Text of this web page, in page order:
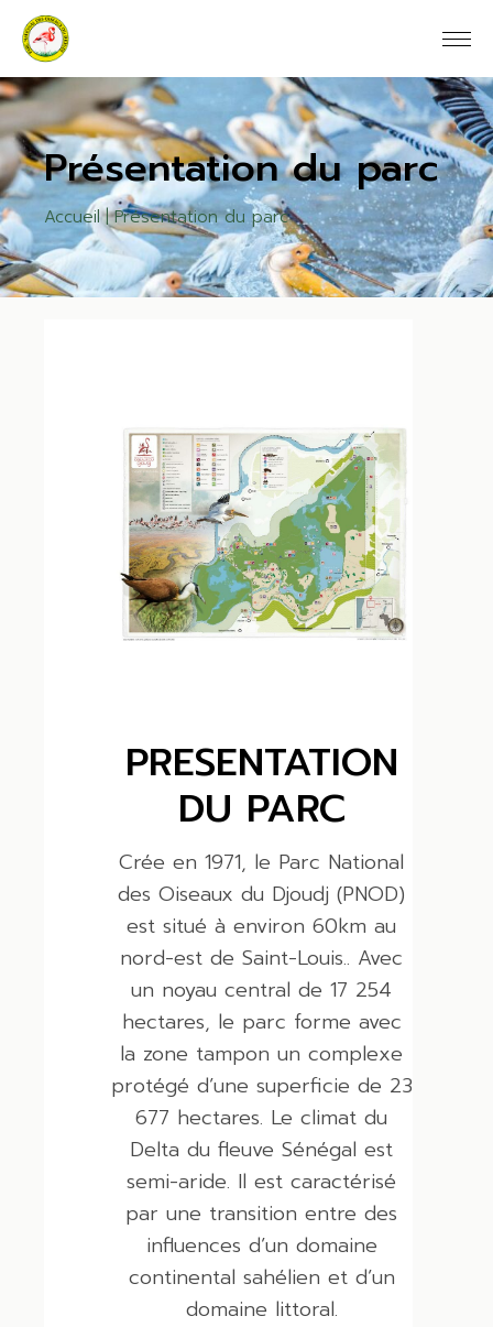
Présentation du parc
Accueil Présentation du parc
PRESENTATION
DU PARC
Crée en 1971, le Parc National
des Oiseaux du Djoudj (PNOD)
est situé à environ 60km au
nord-est de Saint-Louis.. Avec
un noyau central de 17 254
hectares, le parc forme avec
la zone tampon un complexe
protégé d’une superficie de 23
677 hectares. Le climat du
Delta du fleuve Sénégal est
semi-aride. Il est caractérisé
par une transition entre des
influences d’un domaine
continental sahélien et d’un
domaine littoral.